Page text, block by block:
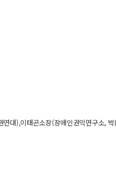
대),이태곤소장(장애인권익연구소,